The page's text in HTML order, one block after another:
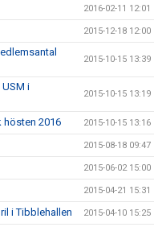
2016-02-11 12:01
2015-12-18 12:00
2015-10-15 13:39
i
2015-10-15 13:19
2016 2015-10-15 13:16
2015-08-18 09:47
2015-06-02 15:00
2015-04-21 15:31
i Tibblehallen 2015-04-10 15:25